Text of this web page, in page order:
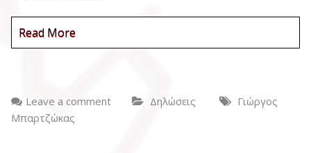
Read More
Leave a comment Δηλώσεις
Γιώργος
Μπαρτζώκας